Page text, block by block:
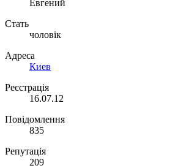
Евгений
Стать
чоловік
Адреса
Киев
Реєстрація
16.07.12
Повідомлення
835
Репутація
209